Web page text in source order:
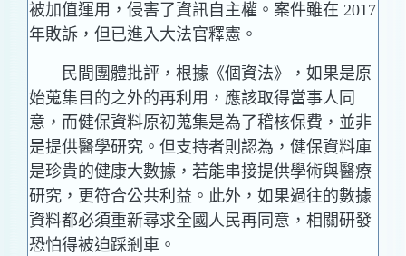
被加值運用，侵害了資訊自主權。案件雖在 2017
年敗訴，但已進入大法官釋憲。
民間團體批評，根據《個資法》，如果是原
始蒐集目的之外的再利用，應該取得當事人同
意，而健保資料原初蒐集是為了稽核保費，並非
是提供醫學研究。但支持者則認為，健保資料庫
是珍貴的健康大數據，若能串接提供學術與醫療
研究，更符合公共利益。此外，如果過往的數據
資料都必須重新尋求全國人民再同意，相關研發
恐怕得被迫踩剎車。